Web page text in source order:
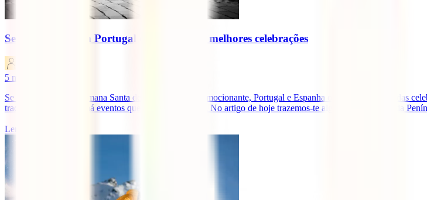
Semana Santa em Portugal e Espanha: as melhores celebrações
5 minutos de leitura
Se procuras viver a Semana Santa de forma intensa e emocionante, Portugal e Espanha oferecem algumas das
tradições centenárias, há eventos que não podes perder. No artigo de hoje trazemos-te alguns dos destinos da
Ler mais